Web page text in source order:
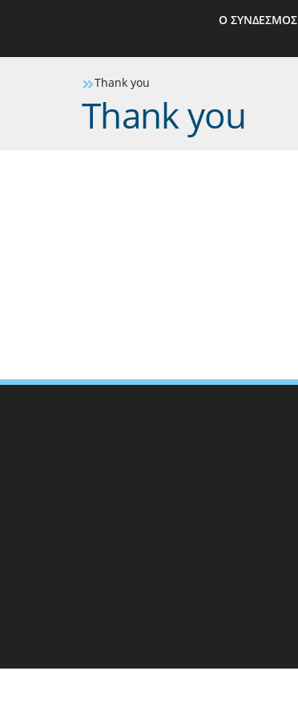
Ο ΣΥΝΔΕΣΜΟΣ
Thank you
Thank you